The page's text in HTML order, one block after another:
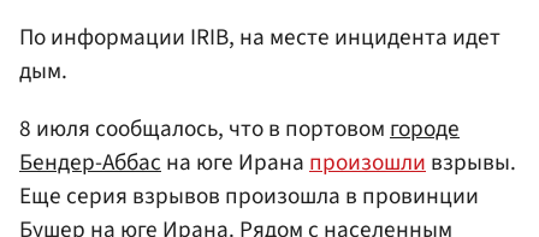
По информации IRIB, на месте инцидента идет
дым.
8 июля сообщалось, что в портовом городе
Бендер-Аббас на юге Ирана произошли взрывы.
Еще серия взрывов произошла в провинции
Бушер на юге Ирана. Рядом с населенным